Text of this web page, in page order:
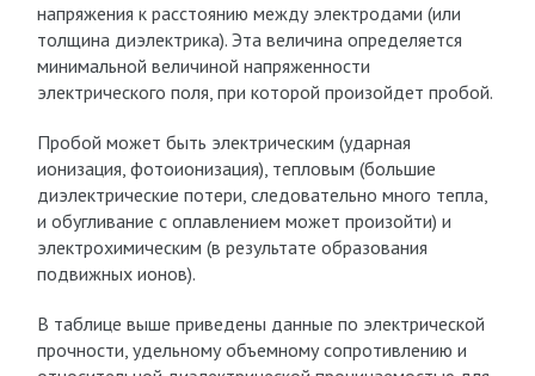
напряжения к расстоянию между электродами (или
толщина диэлектрика). Эта величина определяется
минимальной величиной напряженности
электрического поля, при которой произойдет пробой.
Пробой может быть электрическим (ударная
ионизация, фотоионизация), тепловым (большие
диэлектрические потери, следовательно много тепла,
и обугливание с оплавлением может произойти) и
электрохимическим (в результате образования
подвижных ионов).
В таблице выше приведены данные по электрической
прочности, удельному объемному сопротивлению и